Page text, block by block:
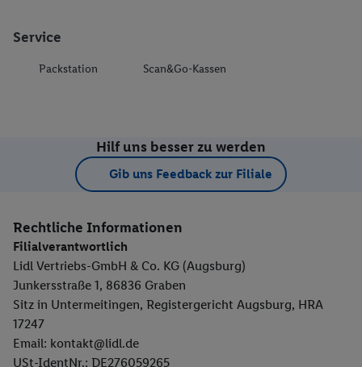
Service
Packstation Scan&Go-Kassen
Hilf uns besser zu werden
Gib uns Feedback zur Filiale
Rechtliche Informationen
Filialverantwortlich
Lidl Vertriebs-GmbH & Co. KG (Augsburg)
Junkersstraße 1, 86836 Graben
Sitz in Untermeitingen, Registergericht Augsburg, HRA
17247
Email: kontakt@lidl.de
USt-IdentNr.: DE276059265